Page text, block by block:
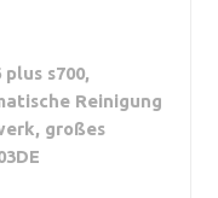
s700,
Reinigung
großes